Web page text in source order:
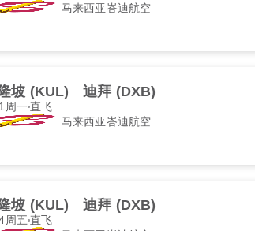
马来西亚峇迪航空
坡 (KUL) 迪拜 (DXB)
周一直飞
马来西亚峇迪航空
坡 (KUL) 迪拜 (DXB)
周五 直飞